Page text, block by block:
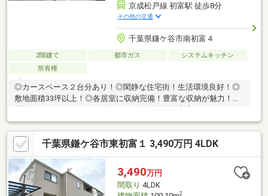
京成松戸線 初富駅 徒歩8分
その他の交通
千葉県鎌ケ谷市南初富４
2階建て 都市ガス
システムキッチン
所有権
◎カースペース２台分あり！◎閑静な住宅街！生活環境良好！◎
敷地面積33坪以上！◎各居室に収納完備！豊富な収納が魅力！◎
周辺にはスーパーやコンビニなどお買い物施設充実！
千葉県鎌ケ谷市東初富１ 3,490万円 4LDK
3,490万円
間取り 4LDK
2